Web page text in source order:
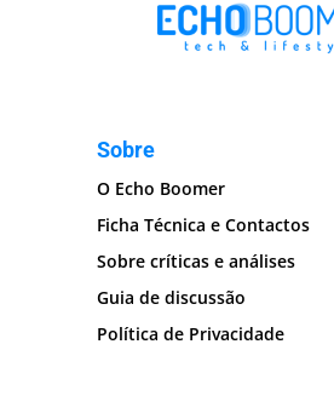
Sobre
O Echo Boomer
Ficha Técnica e Contactos
Sobre críticas e análises
Guia de discussão
Política de Privacidade